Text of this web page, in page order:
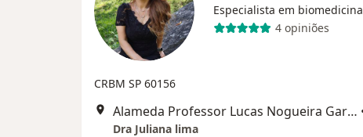
Especialista em biomedicina
4 opiniões
CRBM SP 60156
Alameda Professor Lucas Nogueira Garcez 865, Atibaia
Dra Juliana lima